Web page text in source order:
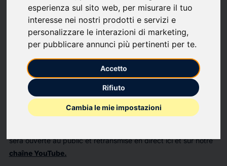
esperienza sul sito web, per misurare il tuo
interesse nei nostri prodotti e servizi e
personalizzare le interazioni di marketing,
per pubblicare annunci più pertinenti per te.
Accetto
Rifiuto
Cambia le mie impostazioni
bookmark_borderupload Share
Vie municipale
municipal
Séance du 26 juin 2023
Lundi 26 juin 2023 à
20h
Le conseil municipal se déroulera dans la salle Agora du
sera ouverte au public et retransmise en direct ici et sur notre
chaîne YouTube.